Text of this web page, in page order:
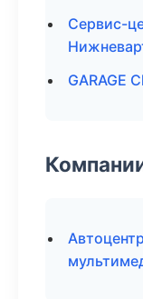
Сервис-
GARAGE